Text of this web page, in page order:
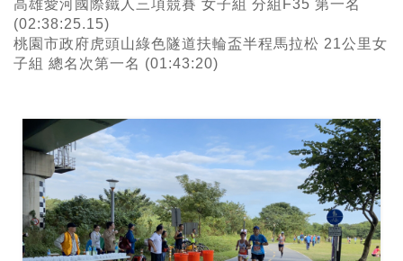
高雄愛河國際鐵人三項競賽 女子組 分組F35 第一名
(02:38:25.15)
桃園市政府虎頭山綠色隧道扶輪盃半程馬拉松 21公里女
子組 總名次第一名 (01:43:20)